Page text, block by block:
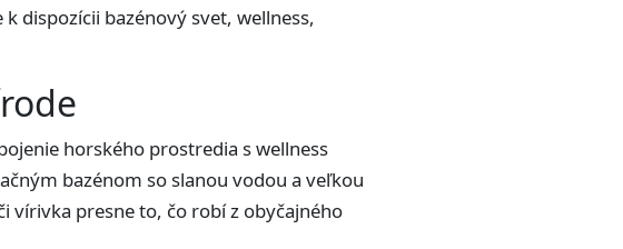
dispozícii bazénový svet, wellness,
horského prostredia s wellness
bazénom so slanou vodou a veľkou
vírivka presne to, čo robí z obyčajného